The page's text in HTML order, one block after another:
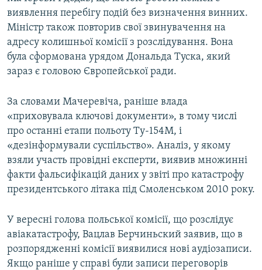
виявлення перебігу подій без визначення винних.
Міністр також повторив свої звинувачення на
адресу колишньої комісії з розслідування. Вона
була сформована урядом Дональда Туска, який
зараз є головою Європейської ради.
За словами Мачеревіча, раніше влада
«приховувала ключові документи», в тому числі
про останні етапи польоту Ту-154М, і
«дезінформували суспільство». Аналіз, у якому
взяли участь провідні експерти, виявив множинні
факти фальсифікацій даних у звіті про катастрофу
президентського літака під Смоленськом 2010 року.
У вересні голова польської комісії, що розслідує
авіакатастрофу, Вацлав Берчиньский заявив, що в
розпорядженні комісії виявилися нові аудіозаписи.
Якщо раніше у справі були записи переговорів